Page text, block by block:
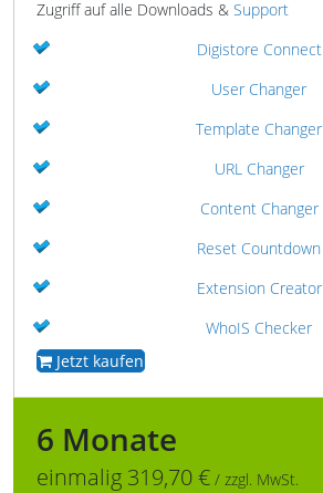
Zugriff auf alle Downloads & Support
Digistore Connect
User Changer
Template Changer
URL Changer
Content Changer
Reset Countdown
Extension Creator
WhoIS Checker
Jetzt kaufen
6 Monate
einmalig 319,70 € / zzgl. MwSt.